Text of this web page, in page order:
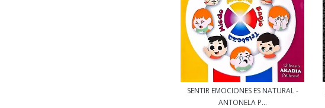
SENTIR EMOCIONES ES NATURAL -
ANTONELA P...